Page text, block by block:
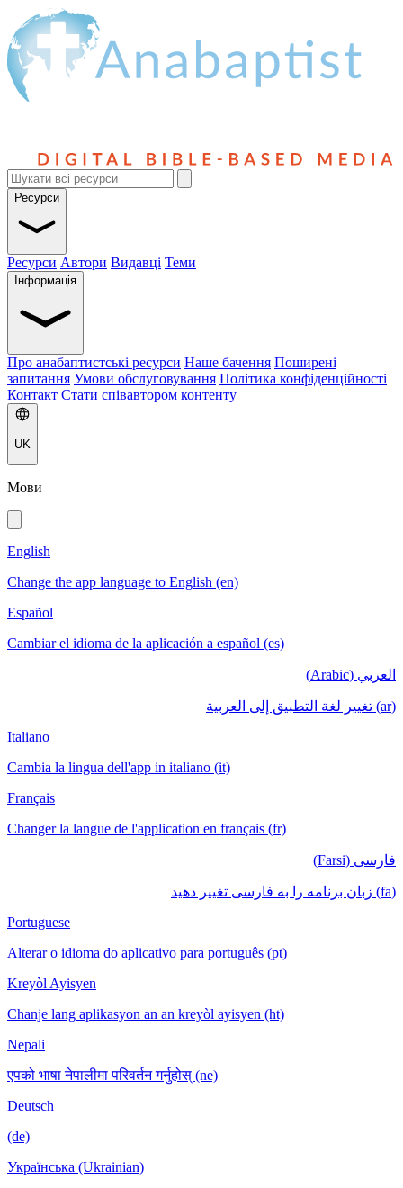
Ресурси
Ресурси Автори Видавці Теми
Інформація
Про анабаптистські ресурси Наше бачення Поширені
запитання Умови обслуговування Політика конфіденційності
Контакт Стати співавтором контенту
UK
Мови
English
Change the app language to English (en)
Español
Cambiar el idioma de la aplicación a español (es)
العربي (Arabic)
(ar) تغيير لغة التطبيق إلى العربية
Italiano
Cambia la lingua dell'app in italiano (it)
Français
Changer la langue de l'application en français (fr)
فارسی (Farsi)
(fa) زبان برنامه را به فارسی تغییر دهید
Portuguese
Alterar o idioma do aplicativo para português (pt)
Kreyòl Ayisyen
Chanje lang aplikasyon an an kreyòl ayisyen (ht)
Nepali
एपको भाषा नेपालीमा परिवर्तन गर्नुहोस् (ne)
Deutsch
(de)
Українська (Ukrainian)